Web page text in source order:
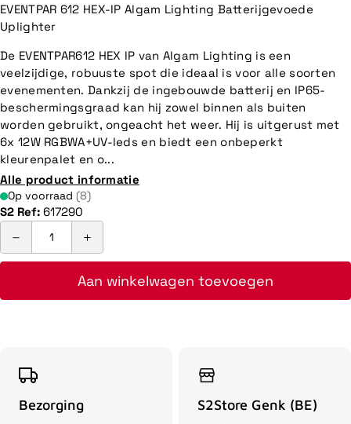
EVENTPAR 612 HEX-IP Algam Lighting Batterijgevoede
Uplighter
De EVENTPAR612 HEX IP van Algam Lighting is een
veelzijdige, robuuste spot die ideaal is voor alle soorten
evenementen. Dankzij de ingebouwde batterij en IP65-
beschermingsgraad kan hij zowel binnen als buiten
worden gebruikt, ongeacht het weer. Hij is uitgerust met
6x 12W RGBWA+UV-leds en biedt een onbeperkt
kleurenpalet en o...
Alle product informatie
Op voorraad (8)
S2 Ref: 617290
Aan winkelwagen toevoegen
Bezorging S2Store Genk (BE)